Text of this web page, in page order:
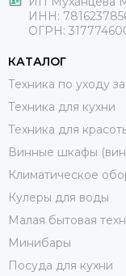
ИНН:
ОГРН:
КАТАЛОГ
Техника по уходу
Техника для кухни
Техника для
Винные шкафы
Климатическое
Кулеры для воды
Малая бытовая
Минибары
Посуда для кухни